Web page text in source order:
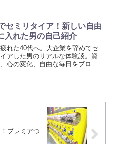
セミリタイア！新しい自由
入れた男の自己紹介
れた40代へ。大企業を辞めてセ
イアした男のリアルな体験談。資
心の変化、自由な毎日をブログ
プレミアつ